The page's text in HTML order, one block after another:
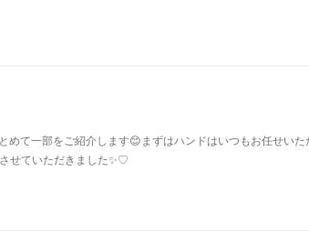
て一部をご紹介します😊まずはハンドはいつもお任せいた
せていただきました✨♡